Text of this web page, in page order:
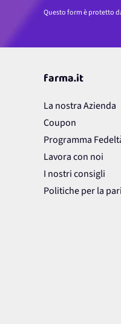
Ti basta un ultimo
farma.it
La nostra Azienda
Coupon
Programma
Lavora con noi